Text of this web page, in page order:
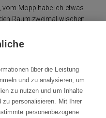
vom Mopp habe ich etwas
Raum zweimal wischen
über die Leistung
und zu analysieren, um
zu nutzen und um Inhalte
zu personalisieren. Mit Ihrer
personenbezogene